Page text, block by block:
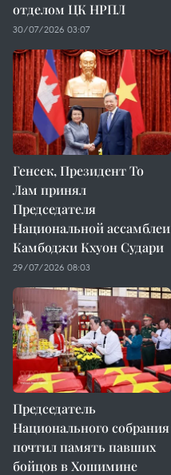
отделом ЦК НРПЛ
30/07/2026 03:07
Генсек, Президент То
Лам принял
Председателя
Национальной ассамблеи
Камбоджи Кхуон Судари
29/07/2026 08:03
Председатель
Национального собрания
почтил память павших
бойцов в Хошимине